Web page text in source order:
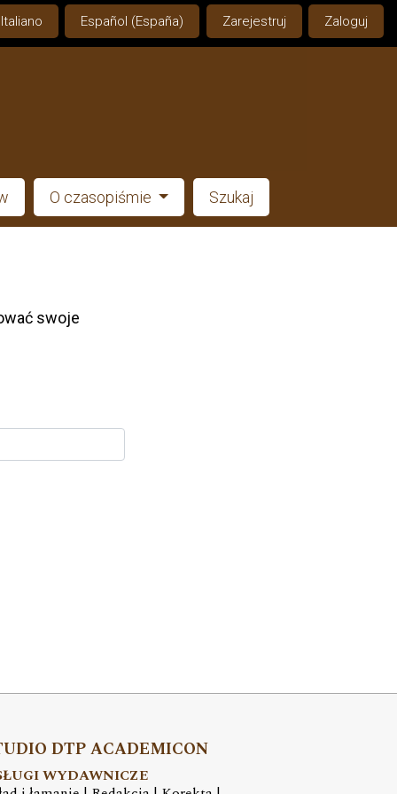
Italiano Español (España) Zarejestruj Zaloguj
O czasopiśmie Szukaj
swoje
DTP ACADEMICON
WYDAWNICZE